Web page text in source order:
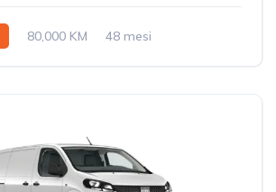
80,000 KM 48 mesi